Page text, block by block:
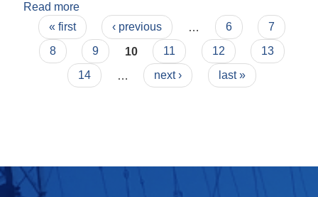
Read more
Pages
« first ‹ previous 6
7
8
9 10 11 12
13
14
next › last »